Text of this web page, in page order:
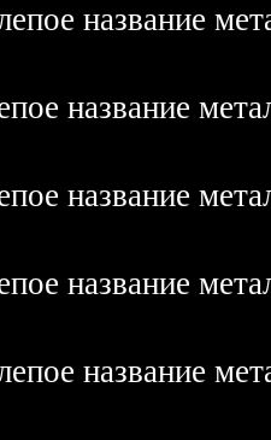
название
название
название
название
название